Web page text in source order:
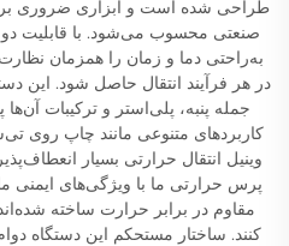
طراحی شده است و ابزاری ضروری
صنعتی محسوب می‌شود. با قابلیت دو
به‌راحتی دما و زمان را همزمان نظارت
در هر فرآیند انتقال حاصل شود. این
جمله پنبه، پلی‌استر و ترکیبات آن‌ها
کاربردهای متنوعی مانند چاپ روی
وینیل انتقال حرارتی بسیار
پرس حرارتی ما با ویژگی‌های ایمنی
مقاوم در برابر حرارت ساخته
کنند. ساختار مستحکم این دستگاه